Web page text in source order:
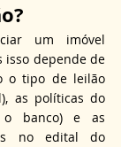
um imóvel
isso depende de
o tipo de leilão
as políticas do
o banco) e as
no edital do